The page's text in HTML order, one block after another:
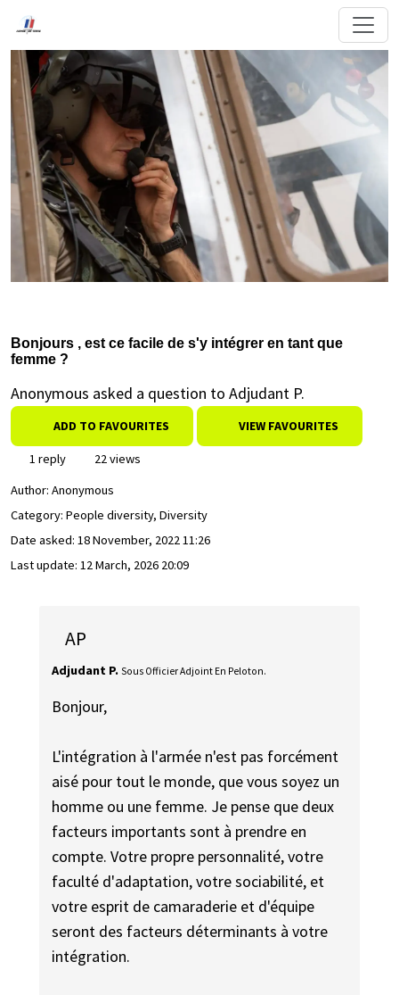
Bonjours , est ce facile de s'y intégrer en tant que
femme ?
Anonymous asked a question to Adjudant P.
ADD TO FAVOURITES VIEW FAVOURITES
1 reply
22 views
Author: Anonymous
Category: People diversity, Diversity
Date asked: 18 November, 2022 11:26
Last update: 12 March, 2026 20:09
AP
Adjudant P. Sous Officier Adjoint En Peloton.
Bonjour,
L'intégration à l'armée n'est pas forcément
aisé pour tout le monde, que vous soyez un
homme ou une femme. Je pense que deux
facteurs importants sont à prendre en
compte. Votre propre personnalité, votre
faculté d'adaptation, votre sociabilité, et
votre esprit de camaraderie et d'équipe
seront des facteurs déterminants à votre
intégration.